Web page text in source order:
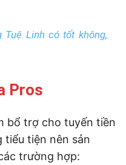
Tuệ Linh có tốt không,
Pros
bổ trợ cho tuyến tiền
tiểu tiện nên sản
trường hợp: